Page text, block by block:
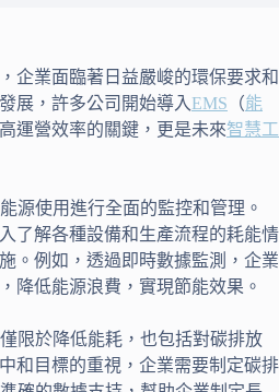
企業面臨著日益嚴峻的環保要求和
展，許多公司開始導入EMS （能
運營效率的關鍵，更是未來智慧工
源使用進行全面的監控和管理。
了解各種設備和生產流程的耗能情
。例如，透過即時數據監測，企業
降低能源浪費，實現節能效果。
限於降低能耗，也包括對碳排放
和目標的重視，企業需要制定碳排